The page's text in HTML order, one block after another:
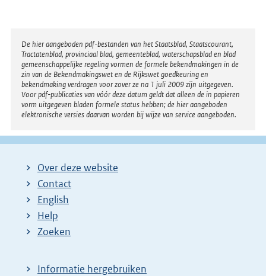
Disclaimer
De hier aangeboden pdf-bestanden van het Staatsblad, Staatscourant,
Tractatenblad, provinciaal blad, gemeenteblad, waterschapsblad en blad
gemeenschappelijke regeling vormen de formele bekendmakingen in de
zin van de Bekendmakingswet en de Rijkswet goedkeuring en
bekendmaking verdragen voor zover ze na 1 juli 2009 zijn uitgegeven.
Voor pdf-publicaties van vóór deze datum geldt dat alleen de in papieren
vorm uitgegeven bladen formele status hebben; de hier aangeboden
elektronische versies daarvan worden bij wijze van service aangeboden.
Over deze website
Contact
English
Help
Zoeken
Informatie hergebruiken